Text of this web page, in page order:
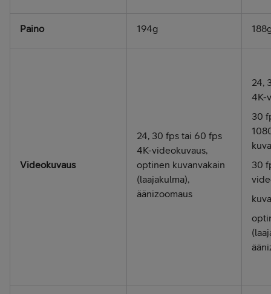
Paino 194g
Videokuvaus
24, 30 fps tai 60 fps
4K-video­kuvaus,
optinen kuvan­vakain
(laajakulma),
äänizoomaus
24,
4K-
30
30